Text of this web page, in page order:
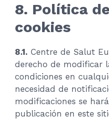
8. Política
cookies
8.1. Centre de Salut
derecho de modificar
condiciones en
necesidad de
modificaciones se
publicación en este